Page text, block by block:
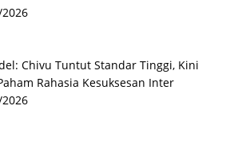
Chivu Tuntut Standar Tinggi, Kini
Rahasia Kesuksesan Inter